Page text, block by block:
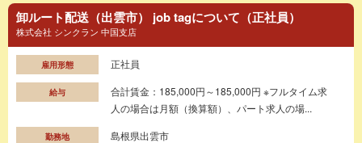
卸ルート配送（出雲市） job tagについて（正社員）
株式会社 シンクラン 中国支店
雇用形態 正社員
給与
合計賃金：185,000円～185,000円 ※フルタイム求
人の場合は月額（換算額）、パート求人の場...
勤務地 島根県出雲市